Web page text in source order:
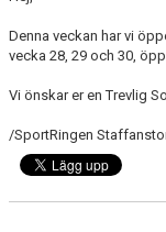
KLÄDPROFIL
LEDARINFORMATION
STYRELSE/SEKTIONER
Denna veckan har vi
vecka 28, 29 och 30,
Vi önskar er en Trevlig
/SportRingen